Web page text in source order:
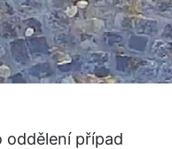
oddělení případ